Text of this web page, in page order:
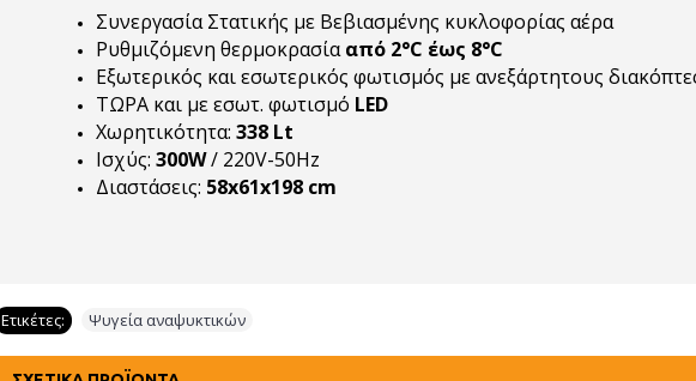
Συνεργασία Στατικής με Βεβιασμένης κυκλοφορίας αέρα
Ρυθμιζόμενη θερμοκρασίααπό 2°C έως 8°C
Εξωτερικός και εσωτερικός φωτισμός με ανεξάρτητους
ΤΩΡΑ και με εσωτ. φωτισμό LED
Χωρητικότητα: 338 Lt
Ισχύς: 300W/ 220V-50Hz
Διαστάσεις: 58x61x198 cm
Ετικέτες: Ψυγεία αναψυκτικών